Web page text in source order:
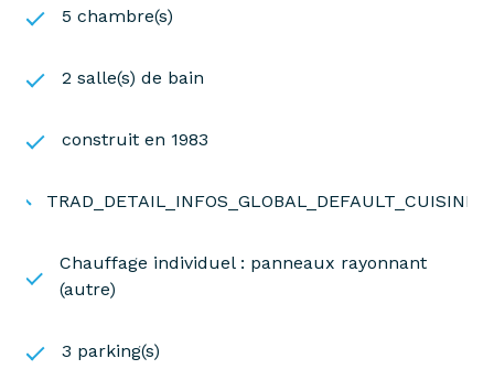
5 chambre(s)
2 salle(s) de bain
construit en 1983
Chauffage individuel : panneaux rayonnant
(autre)
3 parking(s)